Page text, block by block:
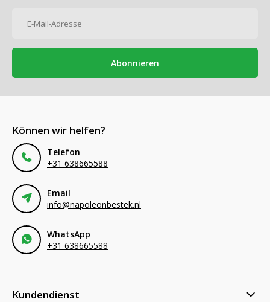
Abonnieren
Können wir helfen?
Telefon
+31 638665588
Email
info@napoleonbestek.nl
WhatsApp
+31 638665588
Kundendienst